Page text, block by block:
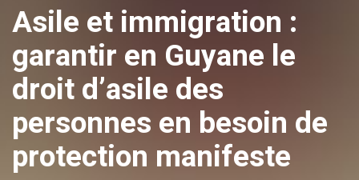
Asile et immigration :
garantir en Guyane le
droit d’asile des
personnes en besoin de
protection manifeste